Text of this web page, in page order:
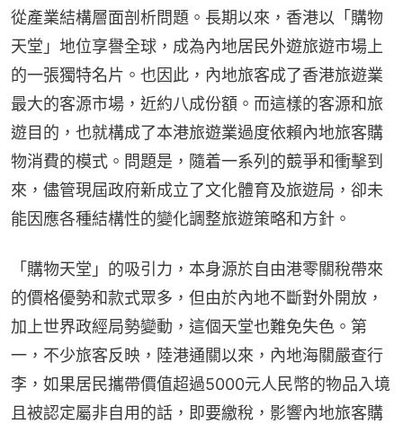
從產業結構層面剖析問題。長期以來，香港以「購物
天堂」地位享譽全球，成為內地居民外遊旅遊市場上
的一張獨特名片。也因此，內地旅客成了香港旅遊業
最大的客源市場，近約八成份額。而這樣的客源和旅
遊目的，也就構成了本港旅遊業過度依賴內地旅客購
物消費的模式。問題是，隨着一系列的競爭和衝擊到
來，儘管現屆政府新成立了文化體育及旅遊局，卻未
能因應各種結構性的變化調整旅遊策略和方針。
「購物天堂」的吸引力，本身源於自由港零關稅帶來
的價格優勢和款式眾多，但由於內地不斷對外開放，
加上世界政經局勢變動，這個天堂也難免失色。第
一，不少旅客反映，陸港通關以來，內地海關嚴查行
李，如果居民攜帶價值超過5000元人民幣的物品入境
且被認定屬非自用的話，即要繳稅，影響內地旅客購